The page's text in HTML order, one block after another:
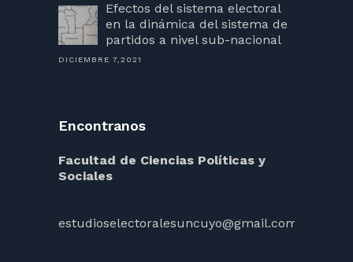
Efectos del sistema electoral
en la dinámica del sistema de
partidos a nivel sub-nacional
DICIEMBRE 7,2021
Encontranos
Facultad de Ciencias Políticas y
Sociales
estudioselectoralesuncuyo@gmail.com